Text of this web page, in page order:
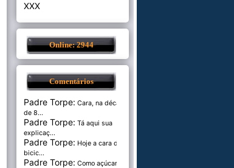
XXX
Online: 2944
Comentários
Padre Torpe: Cara, na década
de 8...
Padre Torpe: Tá aqui sua
explicaç...
Padre Torpe: Hoje a cara de
bicic...
Padre Torpe: Como açúcar é